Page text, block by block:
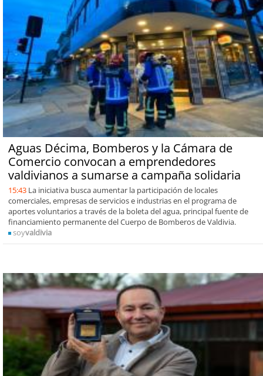
Aguas Décima, Bomberos y la Cámara de
Comercio convocan a emprendedores
valdivianos a sumarse a campaña solidaria
15:43 La iniciativa busca aumentar la participación de locales
comerciales, empresas de servicios e industrias en el programa de
aportes voluntarios a través de la boleta del agua, principal fuente de
financiamiento permanente del Cuerpo de Bomberos de Valdivia.
soyvaldivia